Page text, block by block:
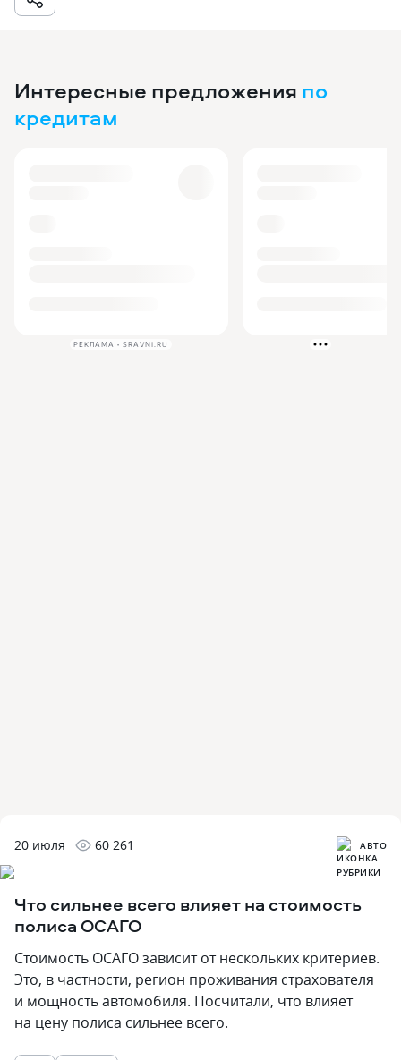
Интересные предложения по
кредитам
РЕКЛАМА • SRAVNI.RU
20 июля 60 261 АВТО
Что сильнее всего влияет на стоимость
полиса ОСАГО
Стоимость ОСАГО зависит от нескольких критериев.
Это, в частности, регион проживания страхователя
и мощность автомобиля. Посчитали, что влияет
на цену полиса сильнее всего.